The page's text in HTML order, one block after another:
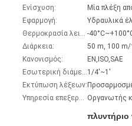
Ενίσχυση:
Μία πλέξη
Εφαρμογή:
Θερμοκρασία λειτουργίας: -
Διάρκεια:
50 m, 100 m/
Κανονισμός:
EN,ISO,SAE
Εσωτερική διάμετρος:1/4'~1'
Εκτύπωση λέξεων:
Υπηρεσία επεξεργασίας: Οργανωτής